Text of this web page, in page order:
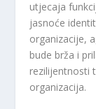
utjecaja
jasnoće
organizacije,
bude brža i
rezilijentnosti
organizacija.